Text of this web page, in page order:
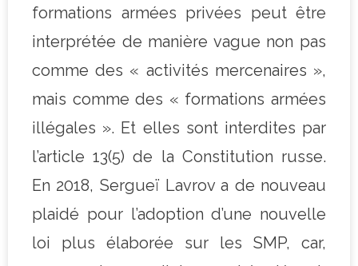
formations armées privées peut être
interprétée de manière vague non pas
comme des « activités mercenaires »,
mais comme des « formations armées
illégales ». Et elles sont interdites par
l’article 13(5) de la Constitution russe.
En 2018, Sergueï Lavrov a de nouveau
plaidé pour l’adoption d’une nouvelle
loi plus élaborée sur les SMP, car,